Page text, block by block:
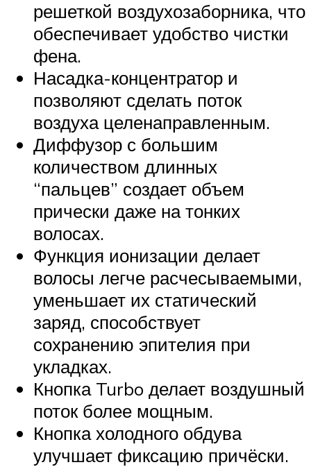
решеткой воздухозаборника, что
обеспечивает удобство чистки
фена.
Насадка-концентратор и
позволяют сделать поток
воздуха целенаправленным.
Диффузор с большим
количеством длинных
“пальцев” создает объем
прически даже на тонких
волосах.
Функция ионизации делает
волосы легче расчесываемыми,
уменьшает их статический
заряд, способствует
сохранению эпителия при
укладках.
Кнопка Turbo делает воздушный
поток более мощным.
Кнопка холодного обдува
улучшает фиксацию причёски.